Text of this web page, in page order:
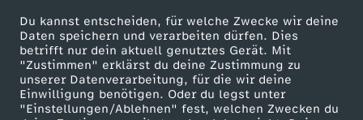
Du kannst entscheiden, für welche Zwecke wir deine
Daten speichern und verarbeiten dürfen. Dies
betrifft nur dein aktuell genutztes Gerät. Mit
"Zustimmen" erklärst du deine Zustimmung zu
unserer Datenverarbeitung, für die wir deine
Einwilligung benötigen. Oder du legst unter
"Einstellungen/Ablehnen" fest, welchen Zwecken du
ZDF goes Schule
Werbefernsehen
Mainzelmännchen